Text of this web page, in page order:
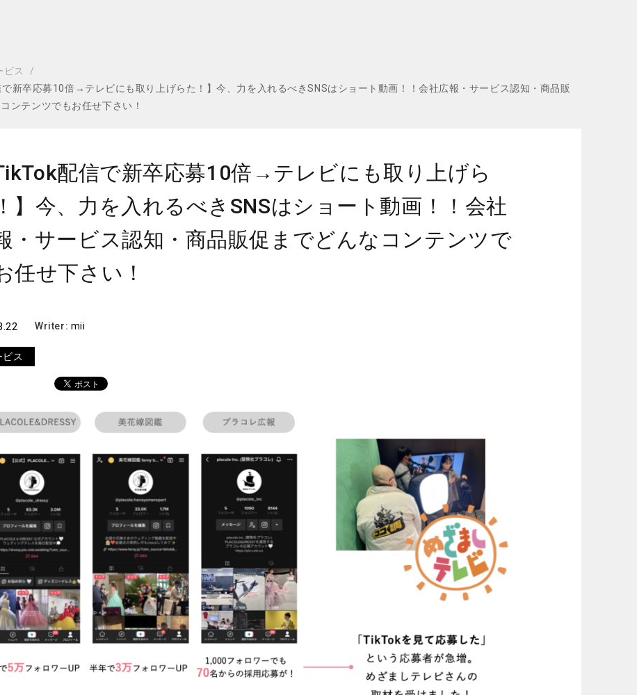
ビス
で新卒応募10倍→テレビにも取り上げらた！】今、力を入れるべきSNSはショート動画！！会社広報・サービス認知・商品販
ンテンツでもお任せ下さい！
配信で新卒応募10倍→テレビにも取り上げら
】今、力を入れるべきSNSはショート動画！！会社
・サービス認知・商品販促までどんなコンテンツで
任せ下さい！
Writer: mii
ビス